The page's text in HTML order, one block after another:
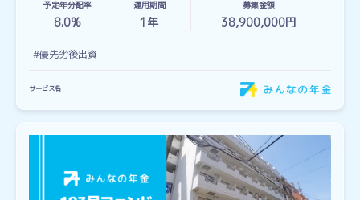
予定年分配率
8.0%
運用期間
1 年
募集金額
38,900,000円
#優先劣後出資
サービス名